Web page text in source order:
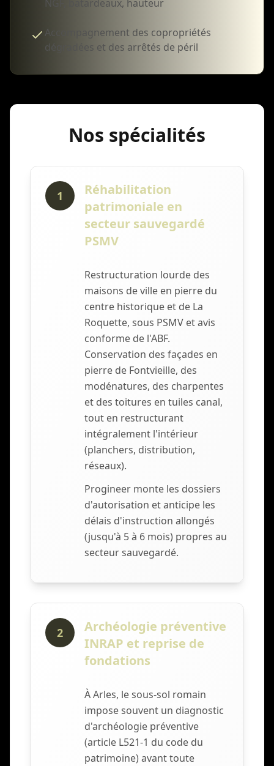
NGF, batardeaux, hauteur
Accompagnement des copropriétés
dégradées et des arrêtés de péril
Nos spécialités
1
Réhabilitation
patrimoniale en
secteur sauvegardé
PSMV
Restructuration lourde des
maisons de ville en pierre du
centre historique et de La
Roquette, sous PSMV et avis
conforme de l'ABF.
Conservation des façades en
pierre de Fontvieille, des
modénatures, des charpentes
et des toitures en tuiles canal,
tout en restructurant
intégralement l'intérieur
(planchers, distribution,
réseaux).
Progineer monte les dossiers
d'autorisation et anticipe les
délais d'instruction allongés
(jusqu'à 5 à 6 mois) propres au
secteur sauvegardé.
2
Archéologie préventive
INRAP et reprise de
fondations
À Arles, le sous-sol romain
impose souvent un diagnostic
d'archéologie préventive
(article L521-1 du code du
patrimoine) avant toute